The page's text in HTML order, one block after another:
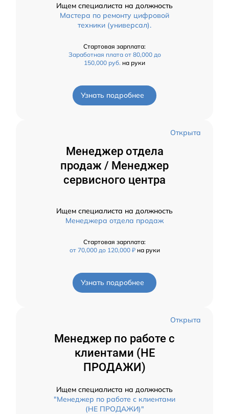
Ищем специалиста на должность
Мастера по ремонту цифровой
техники (универсал).
Стартовая зарплата:
Заработная плата от 80,000 до
150,000 руб. на руки
Узнать подробнее
Открыта
Менеджер отдела
продаж / Менеджер
сервисного центра
Ищем специалиста на должность
Менеджера отдела продаж
Стартовая зарплата:
от 70,000 до 120,000 ₽ на руки
Узнать подробнее
Открыта
Менеджер по работе с
клиентами (НЕ
ПРОДАЖИ)
Ищем специалиста на должность
"Менеджер по работе с клиентами
(НЕ ПРОДАЖИ)"